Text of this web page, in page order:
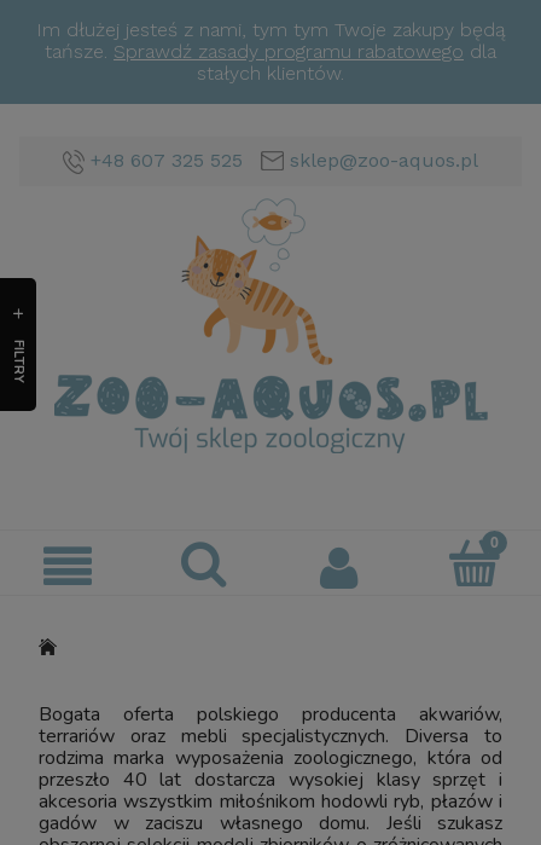
Im dłużej jesteś z nami, tym tym Twoje zakupy będą
tańsze. Sprawdź zasady programu rabatowego dla
stałych klientów.
+48 607 325 525 sklep@zoo-aquos.pl
Bogata oferta polskiego producenta akwariów,
terrariów oraz mebli specjalistycznych. Diversa to
rodzima marka wyposażenia zoologicznego, która od
przeszło 40 lat dostarcza wysokiej klasy sprzęt i
akcesoria wszystkim miłośnikom hodowli ryb, płazów i
gadów w zaciszu własnego domu. Jeśli szukasz
FILTRY